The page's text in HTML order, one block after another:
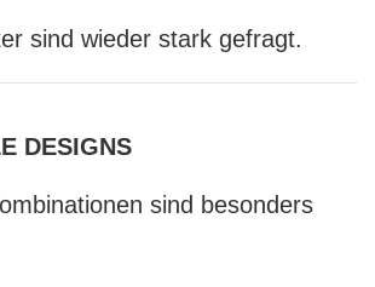
sind wieder stark gefragt.
DESIGNS
sind besonders